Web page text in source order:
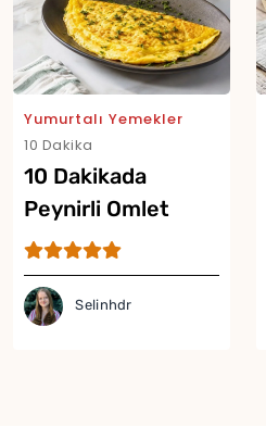
Yumurtalı Yemekler
10 Dakika
10 Dakikada
Peynirli Omlet
Tarifi
Selinhdr